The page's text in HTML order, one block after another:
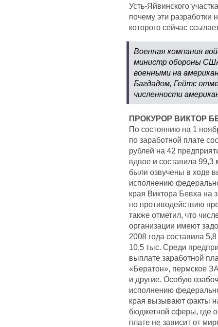
Усть-Яйвинского
почему эти разработки
которого сейчас
Военная компания
министр обороны
военными на
Багдадом, Гейтс
численности
ПРОКУРОР ВИКТОР
По состоянию на 1
по заработной плате
рублей на 42
вдвое и составила
были озвучены в ходе
исполнению
края Виктора Бевха на
по противодействию
также отметил, что
организации имеют
2008 года составила
10,5 тыс. Среди
выплате заработной
«Бератон», пермское
и другие. Особую
исполнению
края вызывают факты
бюджетной сферы, где
плате не зависит от